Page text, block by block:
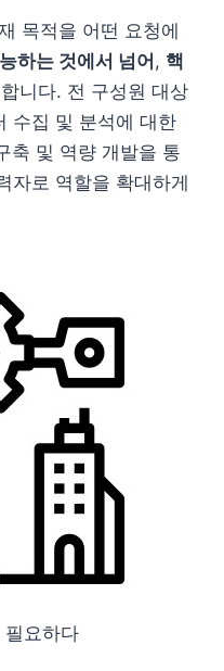
목적을 어떤 요청에
하는 것에서 넘어 , 핵
니다. 전 구성원 대상
수집 및 분석에 대한
축 및 역량 개발을 통
자로 역할을 확대하게
필요하다